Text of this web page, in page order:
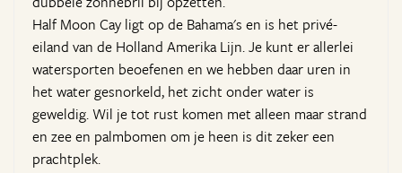
Half Moon Cay ligt op de Bahama's en is het privé-
eiland van de Holland Amerika Lijn. Je kunt er allerlei
watersporten beoefenen en we hebben daar uren in
het water gesnorkeld, het zicht onder water is
geweldig. Wil je tot rust komen met alleen maar strand
en zee en palmbomen om je heen is dit zeker een
prachtplek.